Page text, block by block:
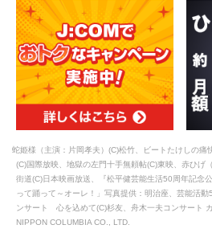
蛇姫様（主演：片岡孝夫）(C)松竹、ビートたけしの
(C)国際放映、地獄の左門十手無頼帖(C)東映、赤ひげ
街道(C)日本映画放送、『松平健芸能生活50周年記念
って踊って～オーレ！」写真提供：明治座、芸能活
ンサート 心を込めて(C)杉友、舟木一夫コンサート
NIPPON COLUMBIA CO., LTD.